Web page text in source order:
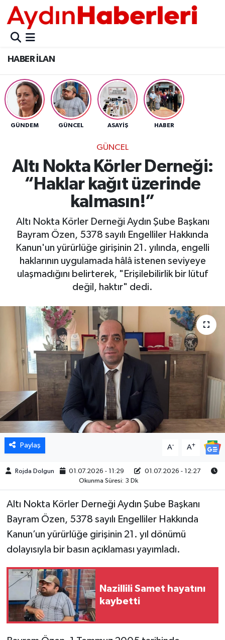
HABER İLAN
GÜNDEM GÜNCEL ASAYİŞ HABER
GÜNCEL
Altı Nokta Körler Derneği:
“Haklar kağıt üzerinde
kalmasın!”
Altı Nokta Körler Derneği Aydın Şube Başkanı
Bayram Özen, 5378 sayılı Engelliler Hakkında
Kanun'un yürürlüğe girişinin 21. yılında, engelli
haklarının uygulamada hâlâ istenen seviyeye
ulaşmadığını belirterek, "Erişilebilirlik bir lütuf
değil, haktır" dedi.
Paylaş A- A+
Rojda Dolgun 01.07.2026 - 11:29
01.07.2026 - 12:27
Okunma Süresi: 3 Dk
Altı Nokta Körler Derneği Aydın Şube Başkanı
Bayram Özen, 5378 sayılı Engelliler Hakkında
Kanun’un yürürlüğe girişinin 21. yıl dönümü
dolayısıyla bir basın açıklaması yayımladı.
Nazillili Samet hayatını
kaybetti
GÜNCEL
POLİTİKA
BELEDİYELER
ASAYİŞ
BÜLTEN
ÇEVRE
DIŞ
DÜNYA
EKOLOJİ VE ÇEVRE
BİLİM VE TEKNOLOJİ
GENEL
GÜNDEM
HABERDE İNSAN
KÜLTÜR SANAT
MAGAZİN
ÖZEL HABER
SAĞLIK
ŞİRKET HABERLERİ
SİYASET
SPOR
Aydın Nöbetçi Eczaneler
Aydın Hava Durumu
Aydin Namaz Vakitleri
Aydın Trafik Yoğunluk Haritası
Süper Lig Puan Durumu ve Fikstür
Tüm Manşetler
Son Dakika Haberleri
Haber Arşivi